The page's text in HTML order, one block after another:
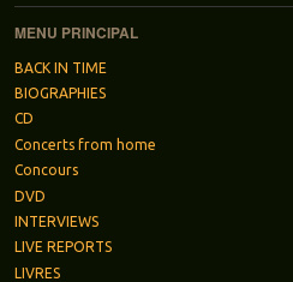
MENU PRINCIPAL
BACK IN TIME
BIOGRAPHIES
CD
Concerts from home
Concours
DVD
INTERVIEWS
LIVE REPORTS
LIVRES